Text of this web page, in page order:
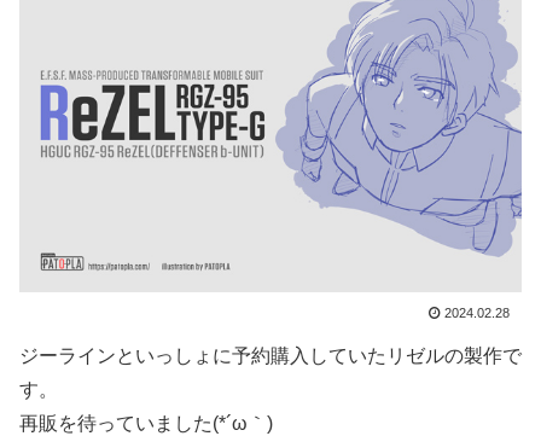
2024.02.28
ジーラインといっしょに予約購入していたリゼルの製作で
す。
再販を待っていました(*´ω｀)